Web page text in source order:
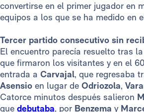
convertirse en el primer jugador en
equipos a los que se ha medido en
Tercer partido consecutivo sin
El encuentro parecía resuelto tras
que firmaron los visitantes y en el
entrada a Carvajal, que regresaba
Asensio en lugar de Odriozola,
Catorce minutos después salieron
que debutaba, por Benzema y